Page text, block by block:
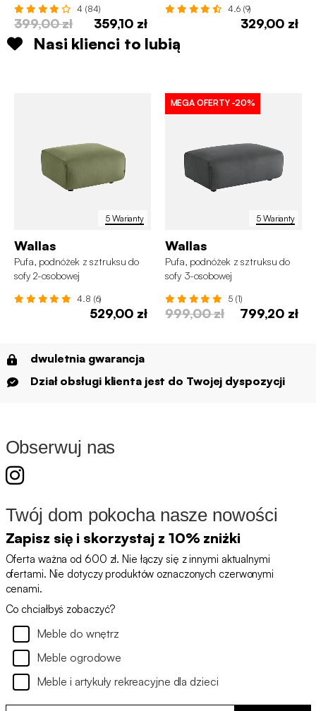
4 (84)
399,00 zł 359,10 zł
4.6 (9)
329,00 zł
Nasi klienci to lubią
5 Warianty
Wallas
Pufa, podnóżek z sztruksu do
sofy 2-osobowej
4.8 (6)
529,00 zł
5 Warianty
MEGA OFERTY -20%
Wallas
Pufa, podnóżek z sztruksu do
sofy 3-osobowej
5 (1)
999,00 zł 799,20 zł
dwuletnia gwarancja
Dział obsługi klienta jest do Twojej dyspozycji
Obserwuj nas
Twój dom pokocha nasze nowości
Zapisz się i skorzystaj z 10% zniżki
Oferta ważna od 600 zł. Nie łączy się z innymi aktualnymi
ofertami. Nie dotyczy produktów oznaczonych czerwonymi
cenami.
Co chciałbyś zobaczyć?
Meble do wnętrz
Meble ogrodowe
Meble i artykuły rekreacyjne dla dzieci